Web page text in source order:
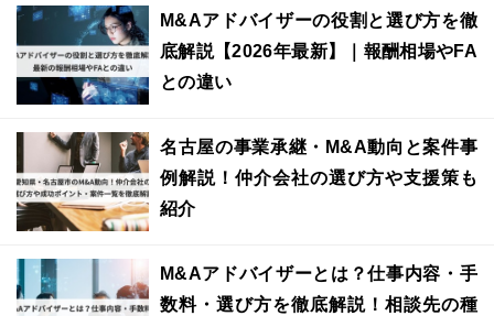
M&Aアドバイザーの役割と選び方を徹
底解説【2026年最新】｜報酬相場やFA
との違い
名古屋の事業承継・M&A動向と案件事
例解説！仲介会社の選び方や支援策も
紹介
M&Aアドバイザーとは？仕事内容・手
数料・選び方を徹底解説！相談先の種